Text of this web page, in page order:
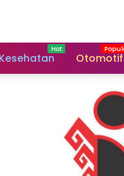
Kesehatan Otomotif